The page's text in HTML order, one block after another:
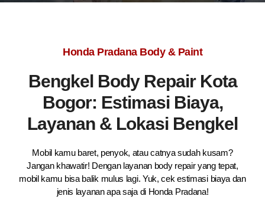
Honda Pradana Body & Paint
Bengkel Body Repair Kota
Bogor: Estimasi Biaya,
Layanan & Lokasi Bengkel
Mobil kamu baret, penyok, atau catnya sudah kusam?
Jangan khawatir! Dengan layanan body repair yang tepat,
mobil kamu bisa balik mulus lagi. Yuk, cek estimasi biaya dan
jenis layanan apa saja di Honda Pradana!